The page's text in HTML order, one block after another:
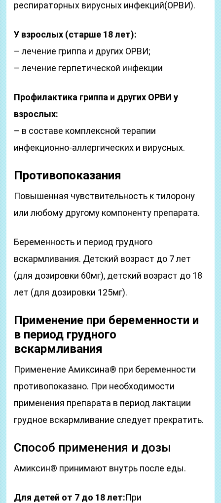
респираторных вирусных инфекций(ОРВИ).
У взрослых (старше 18 лет):
– лечение гриппа и других ОРВИ;
– лечение герпетической инфекции
Профилактика гриппа и других ОРВИ у
взрослых:
– в составе комплексной терапии
инфекционно-аллергических и вирусных.
Противопоказания
Повышенная чувствительность к тилорону
или любому другому компоненту препарата.
Беременность и период грудного
вскармливания. Детский возраст до 7 лет
(для дозировки 60мг), детский возраст до 18
лет (для дозировки 125мг).
Применение при беременности и
в период грудного
вскармливания
Применение Амиксина® при беременности
противопоказано. При необходимости
применения препарата в период лактации
грудное вскармливание следует прекратить.
Способ применения и дозы
Амиксин® принимают внутрь после еды.
Для детей от 7 до 18 лет:При